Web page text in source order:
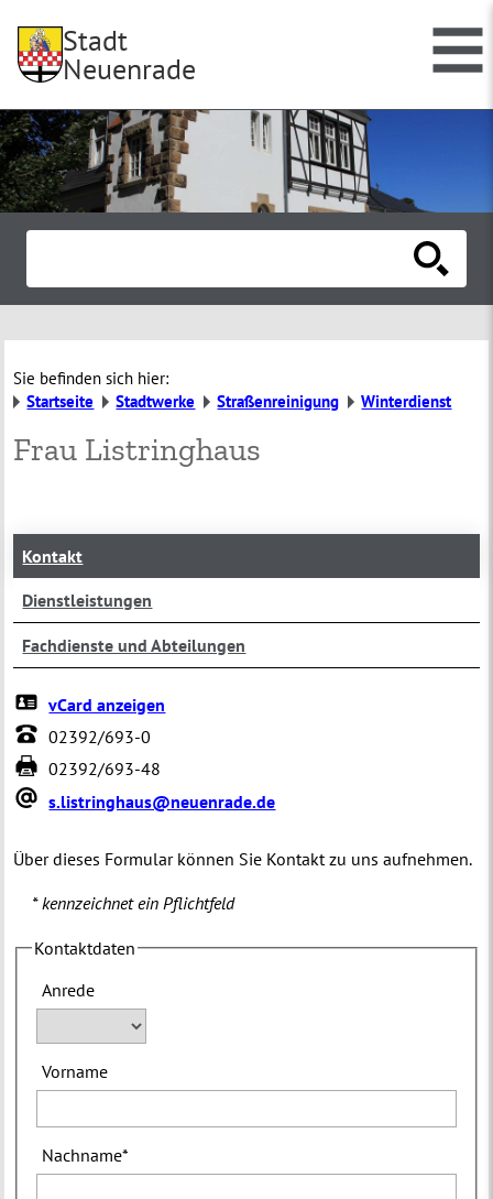
Stadt
Neuenrade
Sie befinden sich hier:
Startseite
Stadtwerke Straßenreinigung Winterdienst
Frau Listringhaus
Kontakt
Dienstleistungen
Fachdienste und Abteilungen
vCard anzeigen
02392/693-0
02392/693-48
s.listringhaus@neuenrade.de
Über dieses Formular können Sie Kontakt zu uns aufnehmen.
* kennzeichnet ein Pflichtfeld
Kontaktdaten
Anrede
Vorname
Nachname*